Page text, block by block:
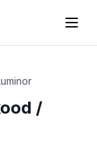
/